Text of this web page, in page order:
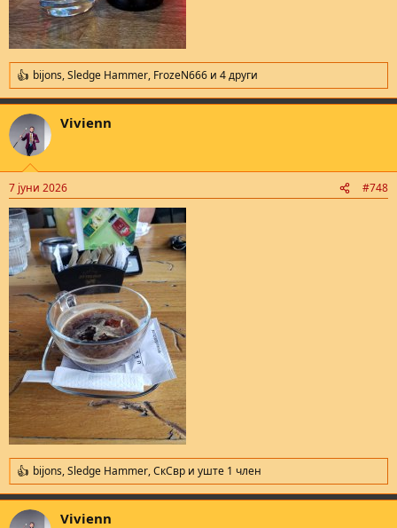
R
e
a
c
t
i
n
s
:
bijons,Sledge Hammer, FrozeN666 и 4 други
Vivienn
7 јуни 2026 #748
R
e
a
c
bijons,Sledge Hammer,СкСвр и уште 1 член
Vivienn